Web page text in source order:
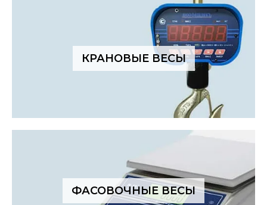
КРАНОВЫЕ ВЕСЫ
ФАСОВОЧНЫЕ ВЕСЫ